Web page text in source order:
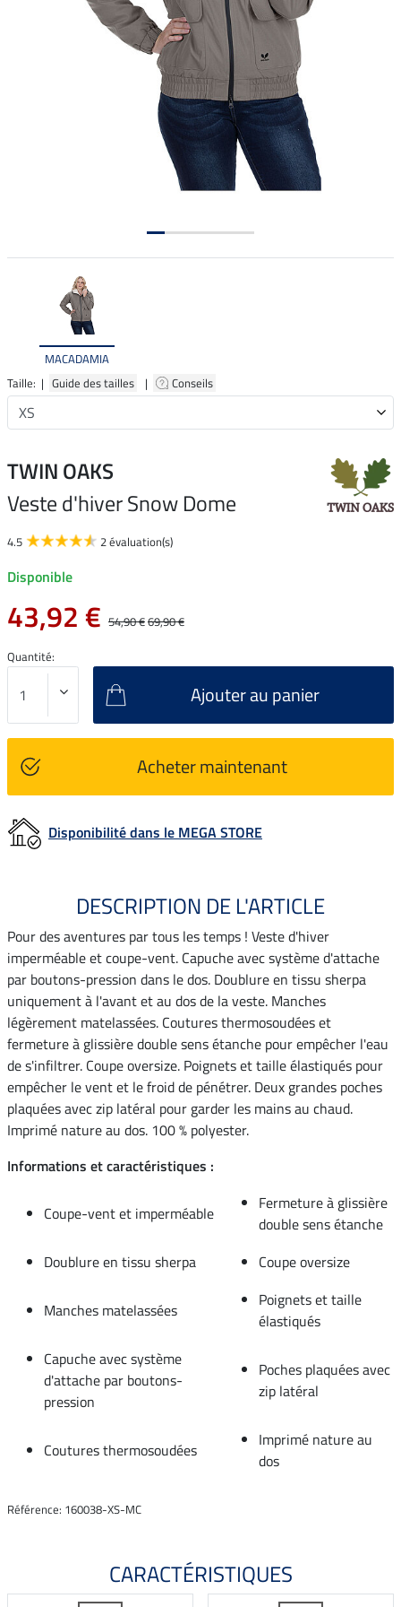
MACADAMIA
Taille: | Guide des tailles | Conseils
TWIN OAKS
Veste d'hiver Snow Dome
4.5 2 évaluation(s)
Disponible
43,92 € 54,90 €69,90 €
Quantité:
Ajouter au panier
Acheter maintenant
Disponibilité dans le MEGA STORE
DESCRIPTION DE L'ARTICLE
Pour des aventures par tous les temps ! Veste d'hiver
imperméable et coupe-vent. Capuche avec système d'attache
par boutons-pression dans le dos. Doublure en tissu sherpa
uniquement à l'avant et au dos de la veste. Manches
légèrement matelassées. Coutures thermosoudées et
fermeture à glissière double sens étanche pour empêcher l'eau
de s'infiltrer. Coupe oversize. Poignets et taille élastiqués pour
empêcher le vent et le froid de pénétrer. Deux grandes poches
plaquées avec zip latéral pour garder les mains au chaud.
Imprimé nature au dos. 100 % polyester.
Informations et caractéristiques :
Coupe-vent et imperméable
Fermeture à glissière
double sens étanche
Doublure en tissu sherpa
Coupe oversize
Manches matelassées
Poignets et taille
élastiqués
Capuche avec système
d'attache par boutons-
pression
Poches plaquées avec
zip latéral
Coutures thermosoudées
Imprimé nature au
dos
Référence: 160038-XS-MC
CARACTÉRISTIQUES